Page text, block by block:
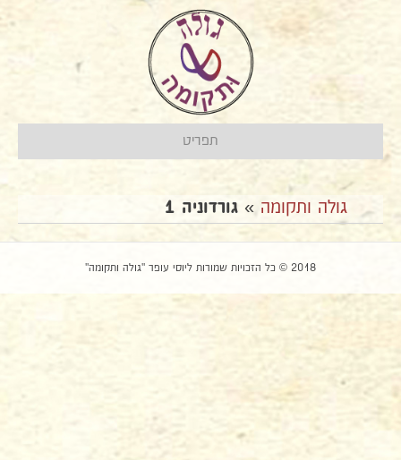
תפריט
גולה ותקומה » גורדוניה 1
2018 © כל הזכויות שמורות ליוסי עופר "גולה ותקומה"